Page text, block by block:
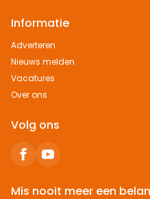
Informatie
Adverteren
Nieuws melden
Vacatures
Over ons
Volg ons
Mis nooit meer een